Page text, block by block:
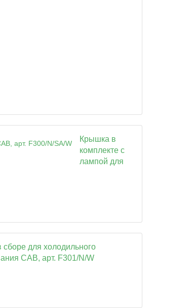
Крышка в
комплекте с
лампой для
для холодильного
CAB, арт. F301/N/W